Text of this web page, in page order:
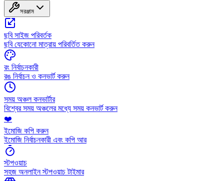
সরঞ্জাম
ছবি সাইজ পরিবর্তক
ছবি যেকোনো মাত্রায় পরিবর্তিত করুন
রং নির্বাচনকারী
রঙ নির্বাচন ও কনভার্ট করুন
সময় অঞ্চল কনভার্টার
বিশ্বের সময় অঞ্চলের মধ্যে সময় কনভার্ট করুন
❤️
ইমোজি কপি করুন
ইমোজি নির্বাচনকারী এবং কপি আর
স্টপওয়াচ
সহজ অনলাইন স্টপওয়াচ টাইমার